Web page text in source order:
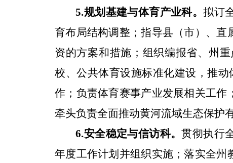
5.规划基建与体育产业科。拟订
育布局结构调整；指导县（市）、
资的方案和措施；组织编报省、州
校、公共体育设施标准化建设，推
作；负责体育赛事产业发展相关工作
牵头负责全面推动黄河流域生态保护
6.安全稳定与信访科。贯彻执行
年度工作计划并组织实施；落实全州